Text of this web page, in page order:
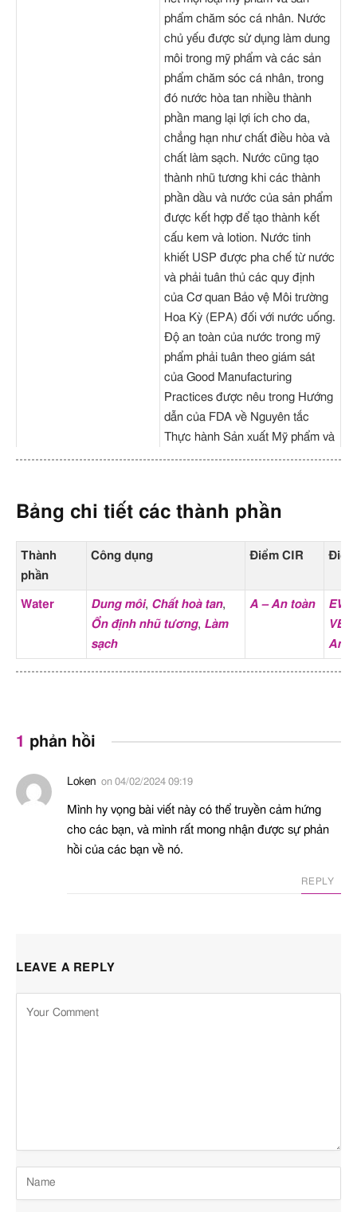
phẩm chăm sóc cá nhân. Nước
chủ yếu được sử dụng làm dung
môi trong mỹ phẩm và các sản
phẩm chăm sóc cá nhân, trong
đó nước hòa tan nhiều thành
phần mang lại lợi ích cho da,
chẳng hạn như chất điều hòa và
chất làm sạch. Nước cũng tạo
thành nhũ tương khi các thành
phần dầu và nước của sản phẩm
được kết hợp để tạo thành kết
cấu kem và lotion. Nước tinh
khiết USP được pha chế từ nước
và phải tuân thủ các quy định
của Cơ quan Bảo vệ Môi trường
Hoa Kỳ (EPA) đối với nước uống.
Độ an toàn của nước trong mỹ
phẩm phải tuân theo giám sát
của Good Manufacturing
Practices được nêu trong Hướng
dẫn của FDA về Nguyên tắc
Thực hành Sản xuất Mỹ phẩm và
trong hướng dẫn quốc tế về Thực
Bảng chi tiết các thành phần
Thành
phần
Công dụng Điểm CIR
Water Dung môi, Chất hoà tan,
Ổn định nhũ tương, Làm
sạch
A – An toàn
EWG
An
1 phản hồi
Loken on 04/02/2024 09:19
Mình hy vọng bài viết này có thể truyền cảm hứng
cho các bạn, và mình rất mong nhận được sự phản
hồi của các bạn về nó.
REPLY
LEAVE A REPLY